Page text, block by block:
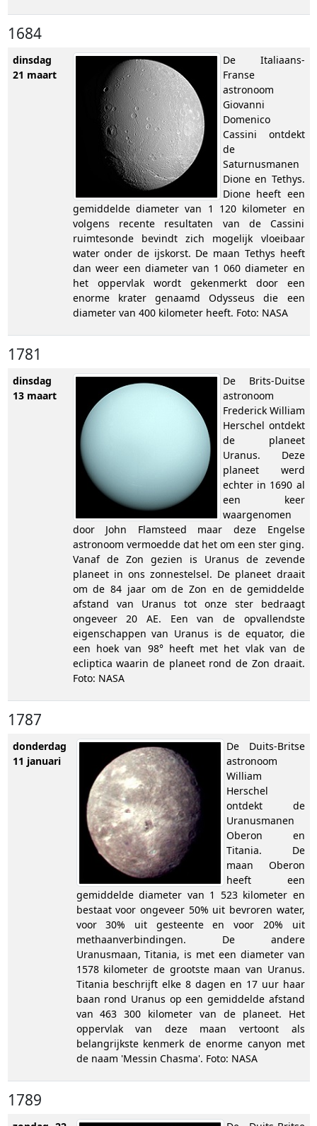
1684
dinsdag
21 maart
De Italiaans-
Franse
astronoom
Giovanni
Domenico
Cassini ontdekt
de
Saturnusmanen
Dione en Tethys.
Dione heeft een
gemiddelde diameter van 1 120 kilometer en
volgens recente resultaten van de Cassini
ruimtesonde bevindt zich mogelijk vloeibaar
water onder de ijskorst. De maan Tethys heeft
dan weer een diameter van 1 060 diameter en
het oppervlak wordt gekenmerkt door een
enorme krater genaamd Odysseus die een
diameter van 400 kilometer heeft. Foto: NASA
1781
dinsdag
13 maart
De Brits-Duitse
astronoom
Frederick William
Herschel ontdekt
de planeet
Uranus. Deze
planeet werd
echter in 1690 al
een keer
waargenomen
door John Flamsteed maar deze Engelse
astronoom vermoedde dat het om een ster ging.
Vanaf de Zon gezien is Uranus de zevende
planeet in ons zonnestelsel. De planeet draait
om de 84 jaar om de Zon en de gemiddelde
afstand van Uranus tot onze ster bedraagt
ongeveer 20 AE. Een van de opvallendste
eigenschappen van Uranus is de equator, die
een hoek van 98° heeft met het vlak van de
ecliptica waarin de planeet rond de Zon draait.
Foto: NASA
1787
donderdag
11 januari
De Duits-Britse
astronoom
William
Herschel
ontdekt de
Uranusmanen
Oberon en
Titania. De
maan Oberon
heeft een
gemiddelde diameter van 1 523 kilometer en
bestaat voor ongeveer 50% uit bevroren water,
voor 30% uit gesteente en voor 20% uit
methaanverbindingen. De andere
Uranusmaan, Titania, is met een diameter van
1578 kilometer de grootste maan van Uranus.
Titania beschrijft elke 8 dagen en 17 uur haar
baan rond Uranus op een gemiddelde afstand
van 463 300 kilometer van de planeet. Het
oppervlak van deze maan vertoont als
belangrijkste kenmerk de enorme canyon met
de naam 'Messin Chasma'. Foto: NASA
1789